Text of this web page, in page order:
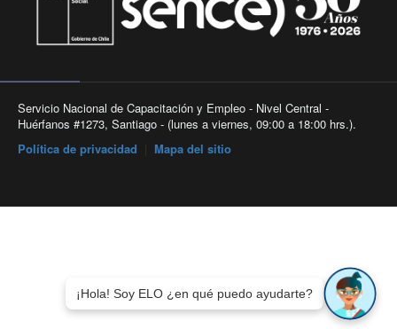
Servicio Nacional de Capacitación y Empleo - Nivel Central -
Huérfanos #1273, Santiago - (lunes a viernes, 09:00 a 18:00 hrs.).
Política de privacidad
Mapa del sitio
¡Hola! Soy ELO ¿en qué puedo ayudarte?